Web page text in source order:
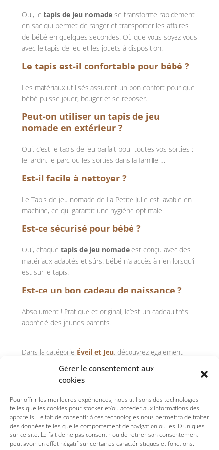
Gérer le consentement aux
cookies
Pour offrir les meilleures expériences, nous utilisons des technologies
telles que les cookies pour stocker et/ou accéder aux informations des
appareils. Le fait de consentir à ces technologies nous permettra de traiter
des données telles que le comportement de navigation ou les ID uniques
sur ce site. Le fait de ne pas consentir ou de retirer son consentement
peut avoir un effet négatif sur certaines caractéristiques et fonctions.
Oui, le tapis de jeu nomadese transforme rapidement
en sac qui permet de ranger et transporter les affaires
de bébé en quelques secondes. Où que vous soyez vous
avec le tapis de jeu et les jouets à disposition.
Le tapis est-il confortable pour bébé ?
Les matériaux utilisés assurent un bon confort pour que
bébé puisse jouer, bouger et se reposer.
Peut-on utiliser un tapis de jeu
nomade en extérieur ?
Oui, c’est le tapis de jeu parfait pour toutes vos sorties :
le jardin, le parc ou les sorties dans la famille …
Est-il facile à nettoyer ?
Le Tapis de jeu nomade de La Petite Julie est lavable en
machine, ce qui garantit une hygiène optimale.
Est-ce sécurisé pour bébé ?
Oui, chaque tapis de jeu nomadeest conçu avec des
matériaux adaptés et sûrs. Bébé n’a accès à rien lorsqu’il
est sur le tapis.
Est-ce un bon cadeau de naissance ?
Absolument ! Pratique et original, lc’est un cadeau très
apprécié des jeunes parents.
Dans la catégorie Éveil et Jeu, découvrez également
anneaux de dentition
, conçus pour accompagner bébé dans ses